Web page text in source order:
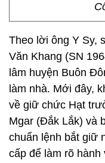
Theo lời ông Y Sy,
Văn Khang (SN
lâm huyện Buôn
làm nhà. Mới đây,
về giữ chức Hạt
Mgar (Đắk Lắk) và
chuẩn lệnh bắt giữ
cấp để làm rõ hành